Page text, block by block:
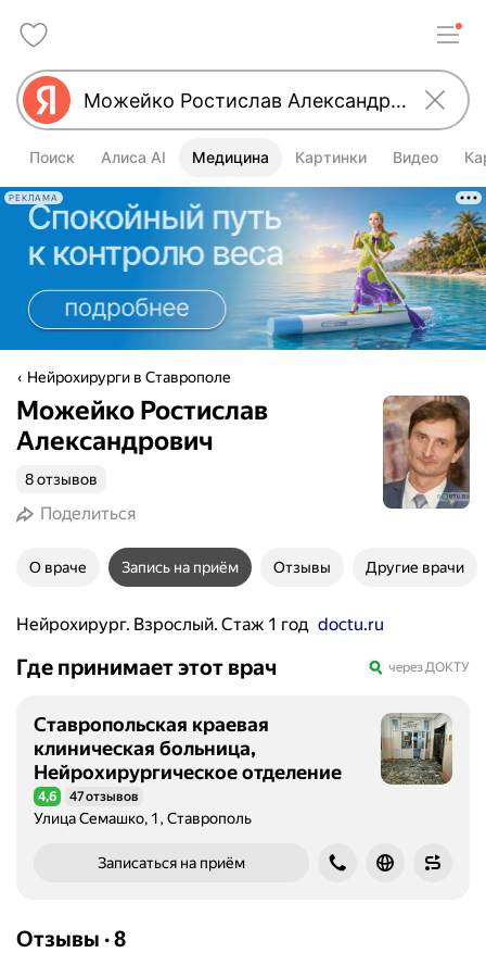
Поиск Алиса AI Медицина Картинки Видео
РЕКЛАМА
Нейрохирурги в Ставрополе
Можейко Ростислав
Александрович
8 отзывов
Поделиться
О враче Запись на приём Отзывы Другие врачи
Нейрохирург. Взрослый. Стаж 1 год doctu.ru
Где принимает этот врач через ДОКТУ
Ставропольская краевая
клиническая больница,
Нейрохирургическое отделение
Рейтинг 4,6 из 5
4,6 47 отзывов
Улица Семашко, 1, Ставрополь
Записаться на приём
Отзывы ·8